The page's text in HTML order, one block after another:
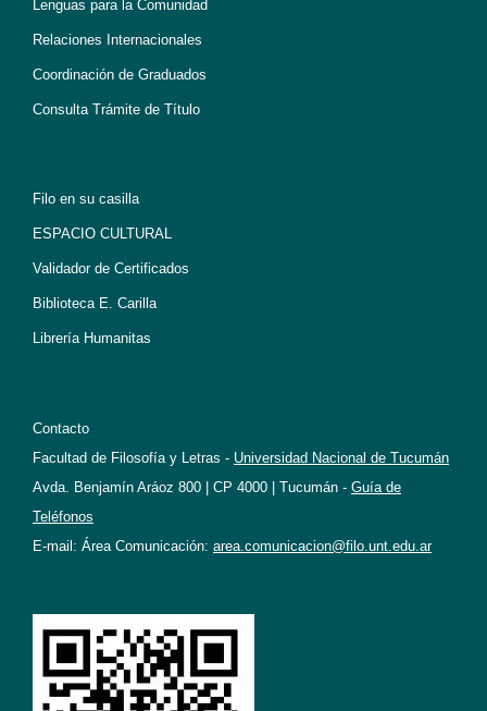
Lenguas para la Comunidad
Relaciones Internacionales
Coordinación de Graduados
Consulta Trámite de Título
Filo en su casilla
ESPACIO CULTURAL
Validador de Certificados
Biblioteca E. Carilla
Librería Humanitas
Contacto
Facultad de Filosofía y Letras - Universidad Nacional de Tucumán
Avda. Benjamín Aráoz 800 | CP 4000 | Tucumán - Guía de
Teléfonos
E-mail: Área Comunicación: area.comunicacion@filo.unt.edu.ar